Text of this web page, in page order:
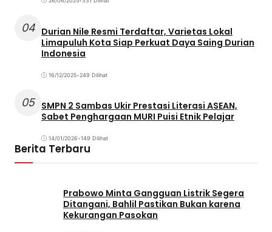
04 Durian Nile Resmi Terdaftar, Varietas Lokal
Limapuluh Kota Siap Perkuat Daya Saing Durian
Indonesia
16/12/2025•249 Dilihat
05 SMPN 2 Sambas Ukir Prestasi Literasi ASEAN,
Sabet Penghargaan MURI Puisi Etnik Pelajar
14/01/2026•149 Dilihat
Berita Terbaru
Prabowo Minta Gangguan Listrik Segera
Ditangani, Bahlil Pastikan Bukan karena
Kekurangan Pasokan